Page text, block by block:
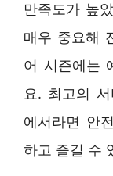
만족도가 높
매우 중요해
어 시즌에는
요. 최고의
에서라면 안
하고 즐길 수